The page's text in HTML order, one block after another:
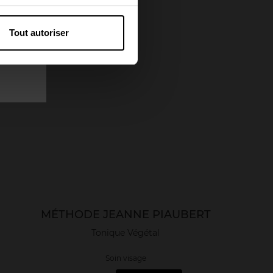
Tout autoriser
MÉTHODE JEANNE PIAUBERT
Tonique Végétal
Soin visage